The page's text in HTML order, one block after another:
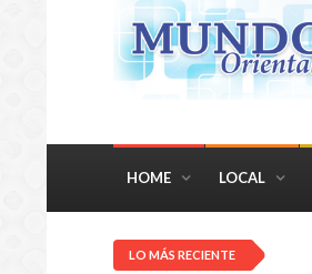
HOME LOCAL
LO MÁS RECIENTE